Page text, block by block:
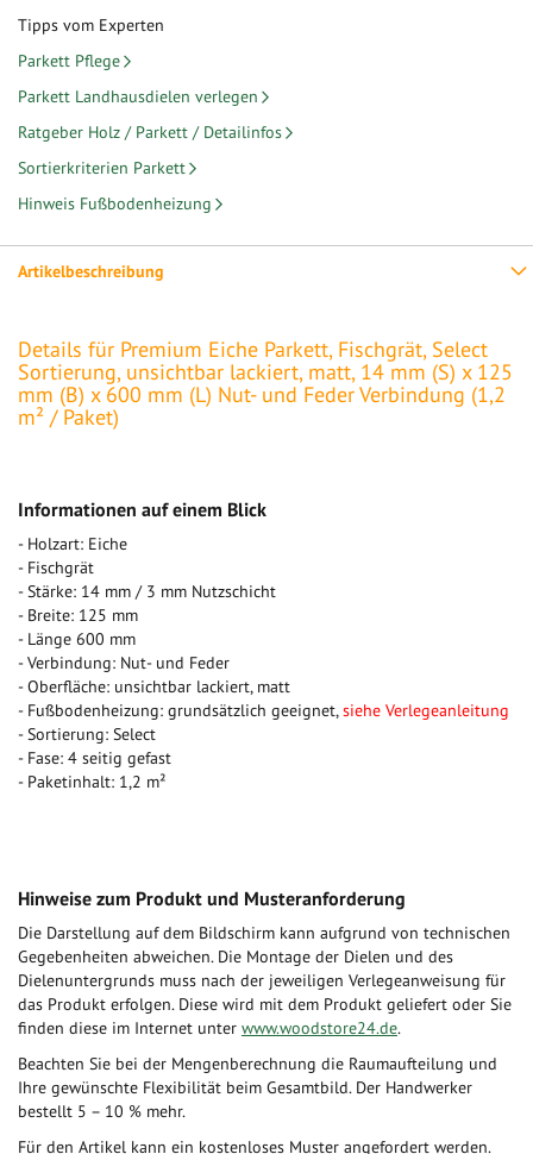
Artikelbeschreibung
Details für Premium Eiche Parkett, Fischgrät, Select
Sortierung, unsichtbar lackiert, matt, 14 mm (S) x 125
mm (B) x 600 mm (L) Nut- und Feder Verbindung (1,2
m² / Paket)
Informationen auf einem Blick
- Holzart: Eiche
- Fischgrät
- Stärke: 14 mm / 3 mm Nutzschicht
- Breite: 125 mm
- Länge 600 mm
- Verbindung: Nut- und Feder
- Oberfläche: unsichtbar lackiert, matt
- Fußbodenheizung: grundsätzlich geeignet,siehe Verlegeanleitung
- Sortierung: Select
- Fase: 4 seitig gefast
- Paketinhalt: 1,2 m²
Hinweise zum Produkt und Musteranforderung
Die Darstellung auf dem Bildschirm kann aufgrund von technischen
Gegebenheiten abweichen. Die Montage der Dielen und des
Dielenuntergrunds muss nach der jeweiligen Verlegeanweisung für
das Produkt erfolgen. Diese wird mit dem Produkt geliefert oder Sie
finden diese im Internet unter www.woodstore24.de.
Beachten Sie bei der Mengenberechnung die Raumaufteilung und
Ihre gewünschte Flexibilität beim Gesamtbild. Der Handwerker
bestellt 5 – 10 % mehr.
Für den Artikel kann ein kostenloses Muster angefordert werden.
Tipps vom Experten
Parkett Pflege
Parkett Landhausdielen verlegen
Ratgeber Holz / Parkett / Detailinfos
Sortierkriterien Parkett
Hinweis Fußbodenheizung